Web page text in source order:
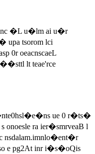
�L u�lm ai u�r
upa tsorom lci
0r oeacnscaeL
lt teae'rce
ue 0 r�ts�
ra ier�smrveaB l
e pg2At inr i�s�oQis